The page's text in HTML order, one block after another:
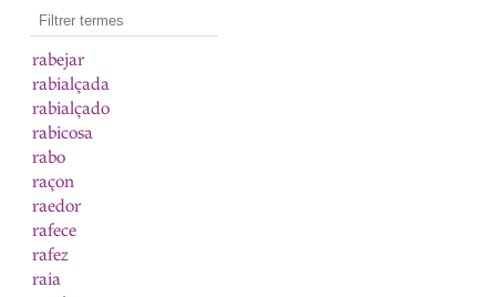
rabejar
rabialçada
rabialçado
rabicosa
rabo
raçon
raedor
rafece
rafez
raia